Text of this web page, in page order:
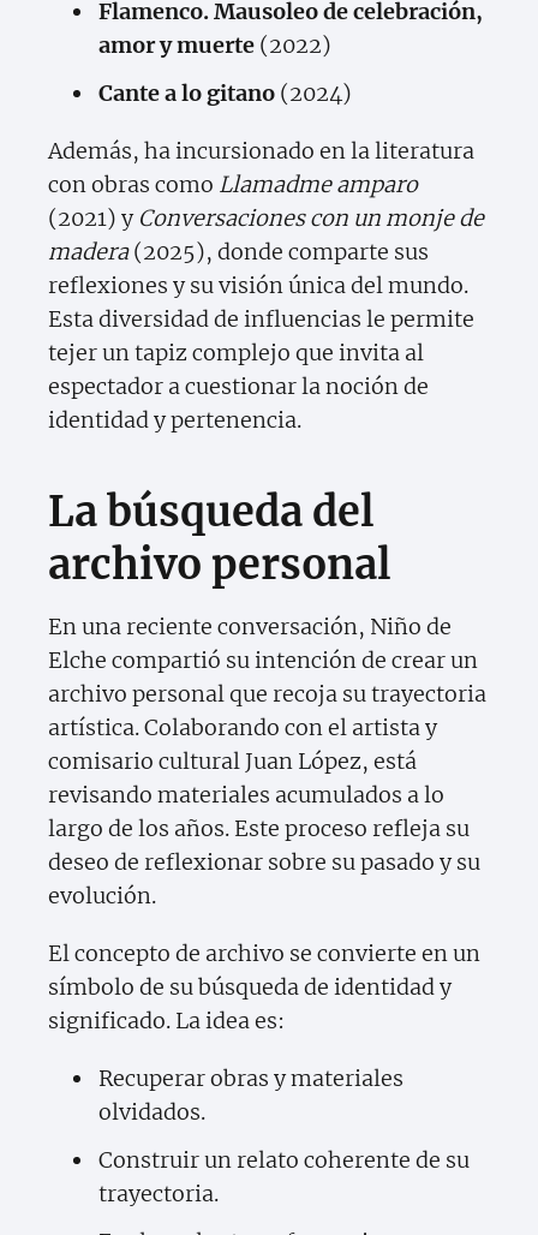
Flamenco. Mausoleo de celebración,
amor y muerte (2022)
Cante a lo gitano (2024)
Además, ha incursionado en la literatura
con obras como Llamadme amparo
(2021) y Conversaciones con un monje de
madera(2025), donde comparte sus
reflexiones y su visión única del mundo.
Esta diversidad de influencias le permite
tejer un tapiz complejo que invita al
espectador a cuestionar la noción de
identidad y pertenencia.
La búsqueda del
archivo personal
En una reciente conversación, Niño de
Elche compartió su intención de crear un
archivo personal que recoja su trayectoria
artística. Colaborando con el artista y
comisario cultural Juan López, está
revisando materiales acumulados a lo
largo de los años. Este proceso refleja su
deseo de reflexionar sobre su pasado y su
evolución.
El concepto de archivo se convierte en un
símbolo de su búsqueda de identidad y
significado. La idea es:
Recuperar obras y materiales
olvidados.
Construir un relato coherente de su
trayectoria.